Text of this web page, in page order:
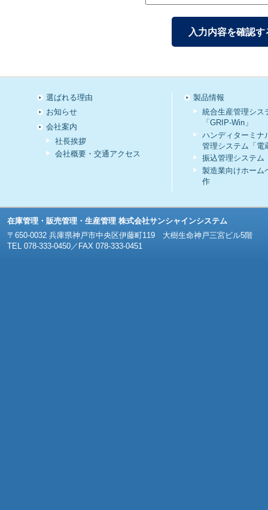
選ばれる理由
お知らせ
会社案内
社長挨拶
会社概要・交通アクセス
製品情報
統合生産管理シス
「GRIP-Win」
ハンディターミナ
管理システム「電
振込管理システム
製造業向けホーム
作
在庫管理・販売管理・生産管理 株式会社サンシャインシステム
〒650-0032 兵庫県神戸市中央区伊藤町119 大樹生命神戸三宮ビル5階
TEL 078-333-0450／FAX 078-333-0451